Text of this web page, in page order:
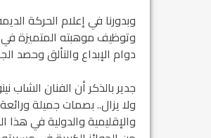
وبدورنا في إعلام الحركة
وتوظيف موهبته المتميزة في
دوام الإبداع والتألق وحصد
جدير بالذكر أن الفنان الشاب
ولا يزال.. بصمات جميلة
والإقليمية والدولية في هذا
السكرتير العام يستقبل فرع اربيل لاتحاد